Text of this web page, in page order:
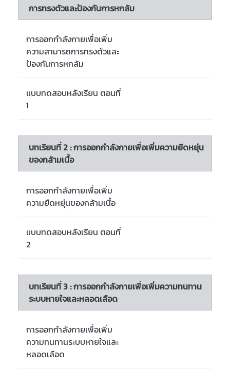
การทรงตัวและป้องกันการหกล้ม
การออกกำลังกายเพื่อเพิ่ม
ความสามารถการทรงตัวและ
ป้องกันการหกล้ม
แบบทดสอบหลังเรียน ตอนที่
1
บทเรียนที่ 2 : การออกกำลังกายเพื่อเพิ่มความยืดหยุ่น
ของกล้ามเนื้อ
การออกกำลังกายเพื่อเพิ่ม
ความยืดหยุ่นของกล้ามเนื้อ
แบบทดสอบหลังเรียน ตอนที่
2
บทเรียนที่ 3 : การออกกำลังกายเพื่อเพิ่มความทนทาน
ระบบหายใจและหลอดเลือด
การออกกำลังกายเพื่อเพิ่ม
ความทนทานระบบหายใจและ
หลอดเลือด